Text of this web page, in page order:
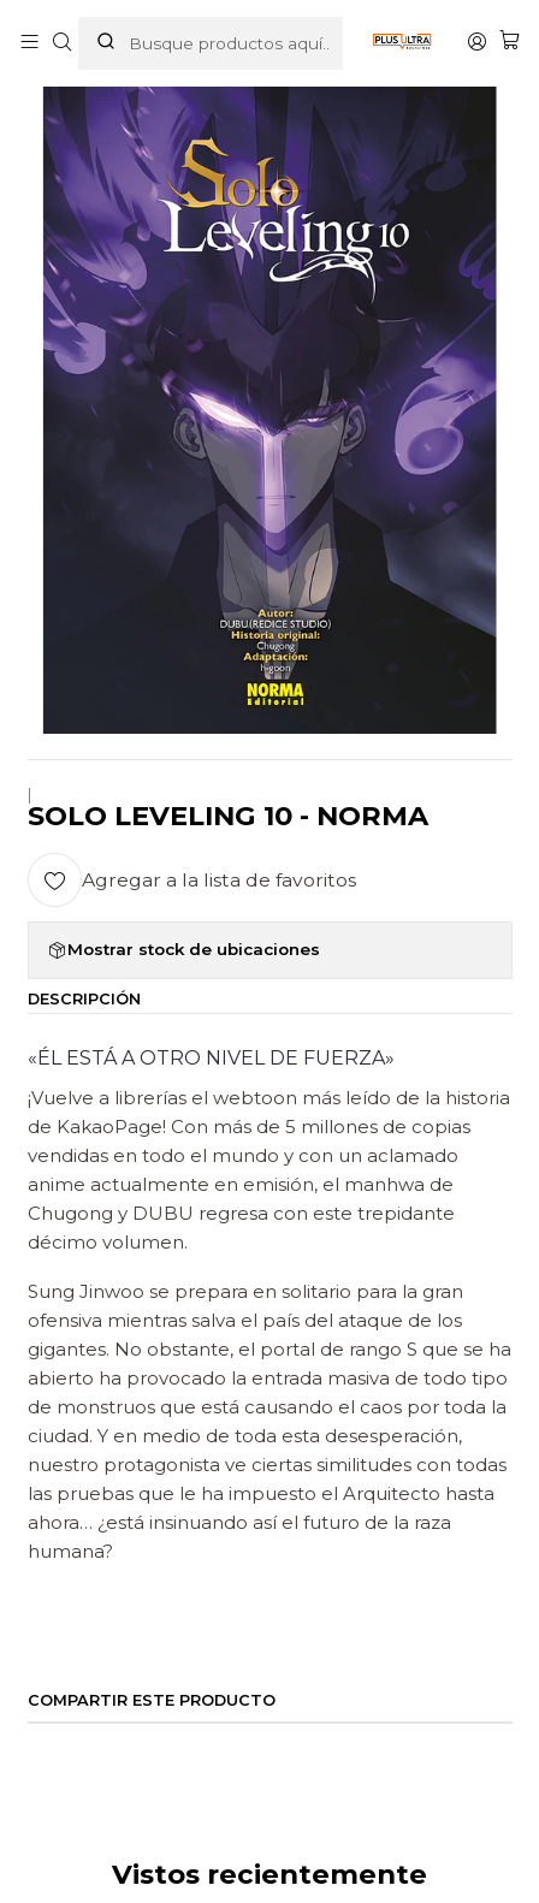
|
SOLO LEVELING 10 - NORMA
Agregar a la lista de favoritos
Mostrar stock de ubicaciones
DESCRIPCIÓN
«ÉL ESTÁ A OTRO NIVEL DE FUERZA»
¡Vuelve a librerías el webtoon más leído de la historia
de KakaoPage! Con más de 5 millones de copias
vendidas en todo el mundo y con un aclamado
anime actualmente en emisión, el manhwa de
Chugong y DUBU regresa con este trepidante
décimo volumen.
Sung Jinwoo se prepara en solitario para la gran
ofensiva mientras salva el país del ataque de los
gigantes. No obstante, el portal de rango S que se ha
abierto ha provocado la entrada masiva de todo tipo
de monstruos que está causando el caos por toda la
ciudad. Y en medio de toda esta desesperación,
nuestro protagonista ve ciertas similitudes con todas
las pruebas que le ha impuesto el Arquitecto hasta
ahora… ¿está insinuando así el futuro de la raza
humana?
COMPARTIR ESTE PRODUCTO
Vistos recientemente